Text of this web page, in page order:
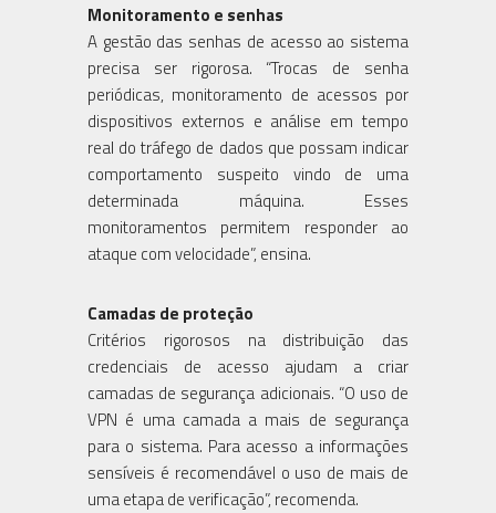
Monitoramento e senhas
A gestão das senhas de acesso ao sistema
precisa ser rigorosa. “Trocas de senha
periódicas, monitoramento de acessos por
dispositivos externos e análise em tempo
real do tráfego de dados que possam indicar
comportamento suspeito vindo de uma
determinada máquina. Esses
monitoramentos permitem responder ao
ataque com velocidade”, ensina.
Camadas de proteção
Critérios rigorosos na distribuição das
credenciais de acesso ajudam a criar
camadas de segurança adicionais. “O uso de
VPN é uma camada a mais de segurança
para o sistema. Para acesso a informações
sensíveis é recomendável o uso de mais de
uma etapa de verificação”, recomenda.